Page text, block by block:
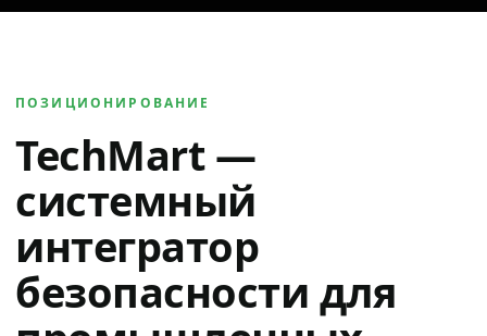
ПОЗИЦИОНИРОВАНИЕ
TechMart —
системный
интегратор
безопасности для